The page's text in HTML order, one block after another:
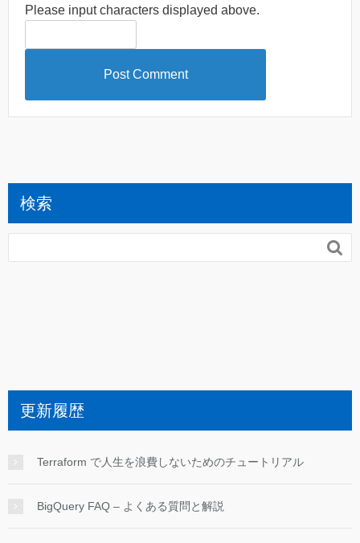
Please input characters displayed above.
検索

更新履歴
Terraform で人生を浪費しないためのチュートリアル
BigQuery FAQ – よくある質問と解説